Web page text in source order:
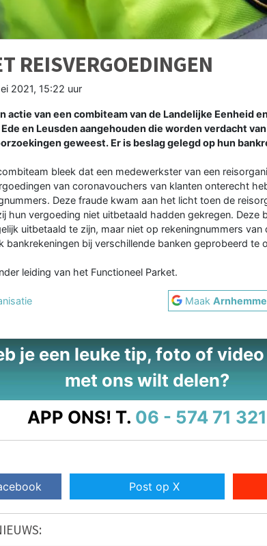
REISVERGOEDINGEN
2021, 15:22 uur
actie van een combiteam van de Landelijke Eenheid
en Leusden aangehouden die worden verdacht
geweest. Er is beslag gelegd op hun
bleek dat een medewerkster van een
van coronavouchers van klanten onterecht
Deze fraude kwam aan het licht toen de
hun vergoeding niet uitbetaald hadden gekregen. Deze
uitbetaald te zijn, maar niet op rekeningnummers van
bankrekeningen bij verschillende banken geprobeerd te
leiding van het Functioneel Parket.
Maak
je een leuke tip, foto of
met ons wilt delen?
APP ONS! T. 06 - 574 71 321
Post op X